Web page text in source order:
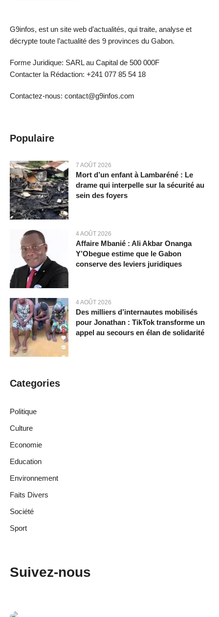
G9infos, est un site web d’actualités, qui traite, analyse et
décrypte toute l’actualité des 9 provinces du Gabon.
Forme Juridique: SARL au Capital de 500 000F
Contacter la Rédaction: +241 077 85 54 18
Contactez-nous: contact@g9infos.com
Populaire
7 AOÛT 2026
Mort d’un enfant à Lambaréné : Le
drame qui interpelle sur la sécurité au
sein des foyers
4 AOÛT 2026
Affaire Mbanié : Ali Akbar Onanga
Y’Obegue estime que le Gabon
conserve des leviers juridiques
4 AOÛT 2026
Des milliers d’internautes mobilisés
pour Jonathan : TikTok transforme un
appel au secours en élan de solidarité
Categories
Politique
Culture
Economie
Education
Environnement
Faits Divers
Société
Sport
Suivez-nous